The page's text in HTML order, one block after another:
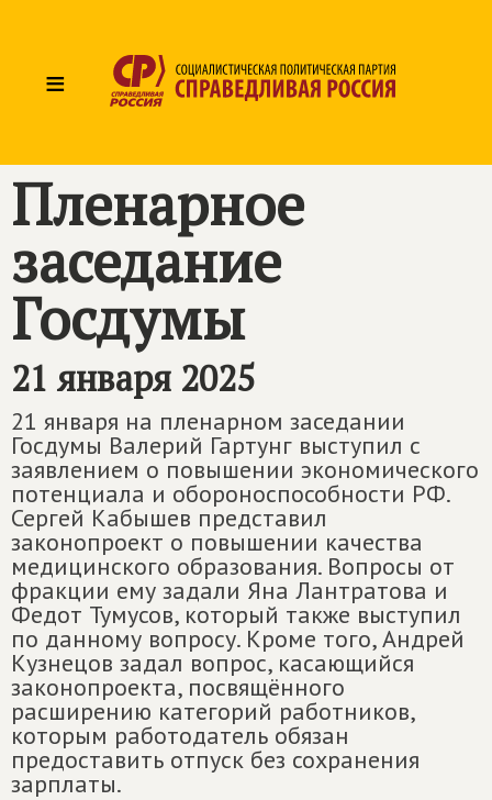
≡
Пленарное
заседание
Госдумы
21 января 2025
21 января на пленарном заседании
Госдумы Валерий Гартунг выступил с
заявлением о повышении экономического
потенциала и обороноспособности РФ.
Сергей Кабышев представил
законопроект о повышении качества
медицинского образования. Вопросы от
фракции ему задали Яна Лантратова и
Федот Тумусов, который также выступил
по данному вопросу. Кроме того, Андрей
Кузнецов задал вопрос, касающийся
законопроекта, посвящённого
расширению категорий работников,
которым работодатель обязан
предоставить отпуск без сохранения
зарплаты.